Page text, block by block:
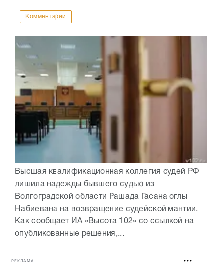
Комментарии
Высшая квалификационная коллегия судей РФ
лишила надежды бывшего судью из
Волгоградской области Рашада Гасана оглы
Набиевана на возвращение судейской мантии.
Как сообщает ИА «Высота 102» со ссылкой на
опубликованные решения,...
РЕКЛАМА